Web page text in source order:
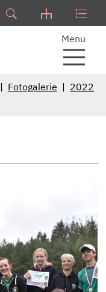
Menu
Fotogalerie
2022